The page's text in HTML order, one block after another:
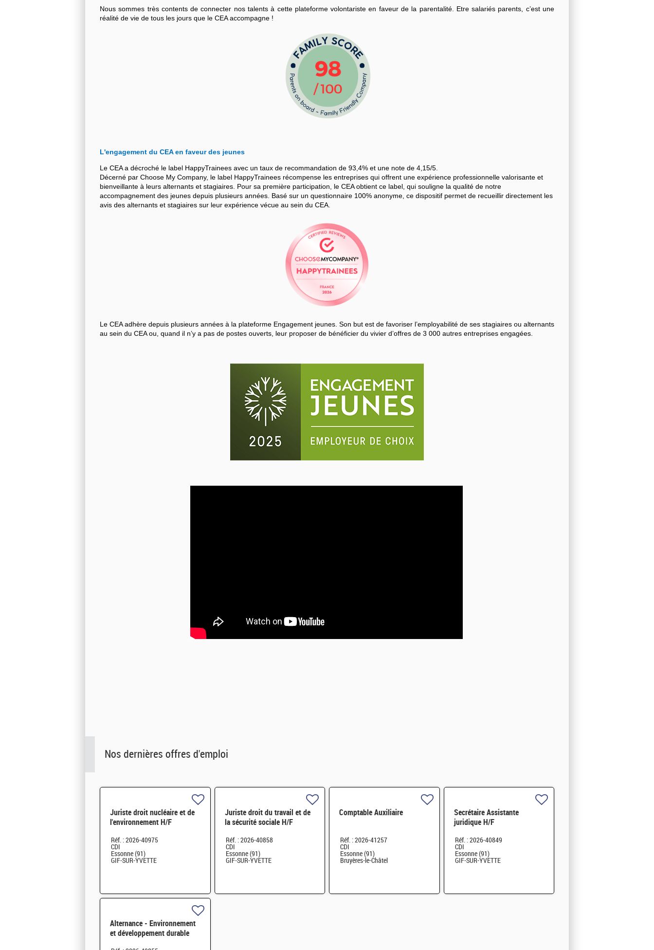
Nous sommes très contents de connecter nos talents à cette plateforme volontariste en faveur de la parentalité. Etre salariés parents, c’est une
réalité de vie de tous les jours que le CEA accompagne !
L'engagement du CEA en faveur des jeunes
Le CEA a décroché le label HappyTrainees avec un taux de recommandation de 93,4% et une note de 4,15/5.
Décerné par Choose My Company, le label HappyTrainees récompense les entreprises qui offrent une expérience professionnelle valorisante et
bienveillante à leurs alternants et stagiaires. Pour sa première participation, le CEA obtient ce label, qui souligne la qualité de notre
accompagnement des jeunes depuis plusieurs années. Basé sur un questionnaire 100% anonyme, ce dispositif permet de recueillir directement les
avis des alternants et stagiaires sur leur expérience vécue au sein du CEA.
Le CEA adhère depuis plusieurs années à la plateforme Engagement jeunes. Son but est de favoriser l’employabilité de ses stagiaires ou alternants
au sein du CEA ou, quand il n’y a pas de postes ouverts, leur proposer de bénéficier du vivier d’offres de 3 000 autres entreprises engagées.
Nos dernières offres d'emploi
Juriste droit nucléaire et de
l'environnement H/F
Réf. : 2026-40975
CDI
Essonne (91)
GIF-SUR-YVETTE
Juriste droit du travail et de
la sécurité sociale H/F
Réf. : 2026-40858
CDI
Essonne (91)
GIF-SUR-YVETTE
Comptable Auxiliaire
Réf. : 2026-41257
CDI
Essonne (91)
Bruyères-le-Châtel
Secrétaire Assistante
juridique H/F
Réf. : 2026-40849
CDI
Essonne (91)
GIF-SUR-YVETTE
Alternance - Environnement
et développement durable